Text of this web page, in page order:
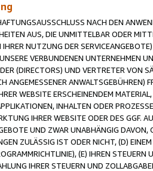
NACH DEN
AUS, DIE UNMITTELBAR ODER
NUTZUNG DER
VERBUNDENEN UNTERNEHMEN
(DIRECTORS) UND VERTRETER VON
ANGEMESSENER
WEBSITE ERSCHEINENDEM
INHALTEN ODER
IHRER WEBSITE ODER DES GGF.
UND ZWAR UNABHÄNGIG
ZULÄSSIG IST ODER NICHT, (D)
(E) IHREN
IHRER STEUERN UND